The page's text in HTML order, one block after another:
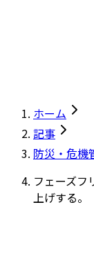
ホーム
記事
防災・危機
フェーズ
上げする。